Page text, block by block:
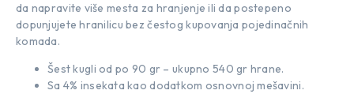
da napravite više mesta za hranjenje ili da postepeno
dopunjujete hranilicu bez čestog kupovanja pojedinačnih
komada.
Šest kugli od po 90 gr – ukupno 540 gr hrane.
Sa 4% insekata kao dodatkom osnovnoj mešavini.